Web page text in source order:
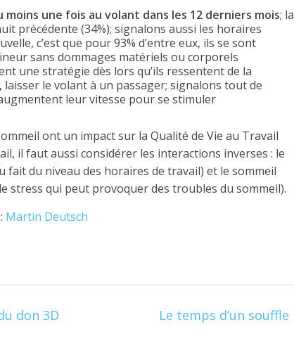
une fois au volant dans les 12 derniers mois; la
précédente (34%); signalons aussi les horaires
c’est que pour 93% d’entre eux, ils se sont
sans dommages matériels ou corporels
une stratégie dès lors qu’ils ressentent de la
le volant à un passager; signalons tout de
leur vitesse pour se stimuler
ont un impact sur la Qualité de Vie au Travail
il faut aussi considérer les interactions inverses : le
du niveau des horaires de travail) et le sommeil
stress qui peut provoquer des troubles du sommeil).
Martin Deutsch
don 3D Le temps d’un souffle